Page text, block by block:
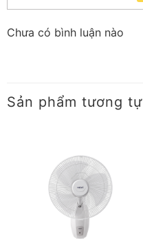
Chưa có bình luận nào
Sản phẩm tương tự